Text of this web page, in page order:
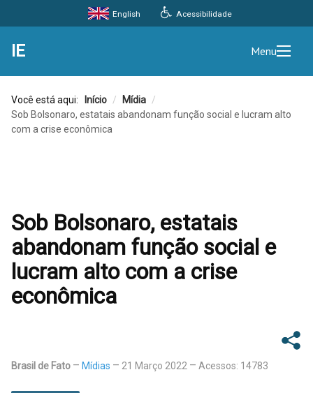
Acessibilidade
English
IE Menu
Você está aqui: Início / Mídia /
Sob Bolsonaro, estatais abandonam função social e lucram alto
com a crise econômica
Sob Bolsonaro, estatais
abandonam função social e
lucram alto com a crise
econômica
Brasil de Fato Mídias 21 Março 2022 Acessos: 14783